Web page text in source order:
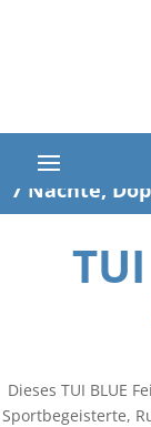
7 Nächte,
Dieses TUI BLUE
Sportbegeisterte,